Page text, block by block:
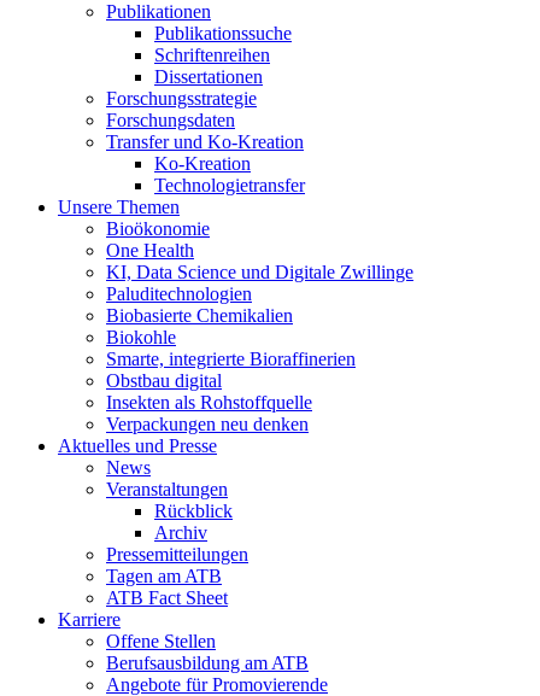
Publikationen
Publikationssuche
Schriftenreihen
Dissertationen
Forschungsstrategie
Forschungsdaten
Transfer und Ko-Kreation
Ko-Kreation
Technologietransfer
Unsere Themen
Bioökonomie
One Health
KI, Data Science und Digitale Zwillinge
Paluditechnologien
Biobasierte Chemikalien
Biokohle
Smarte, integrierte Bioraffinerien
Obstbau digital
Insekten als Rohstoffquelle
Verpackungen neu denken
Aktuelles und Presse
News
Veranstaltungen
Rückblick
Archiv
Pressemitteilungen
Tagen am ATB
ATB Fact Sheet
Karriere
Offene Stellen
Berufsausbildung am ATB
Angebote für Promovierende